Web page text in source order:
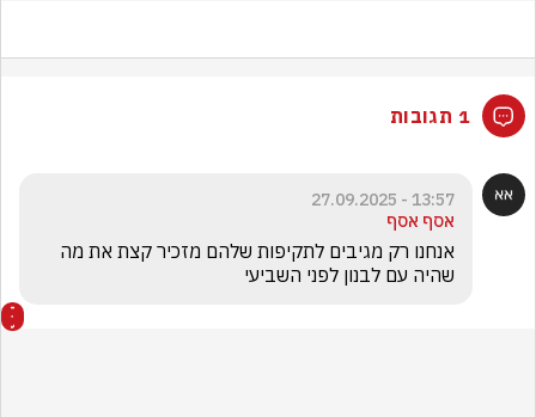
1 תגובות
13:57 - 27.09.2025
אסף אסף
שהיה עם לבנון לפני השביעי